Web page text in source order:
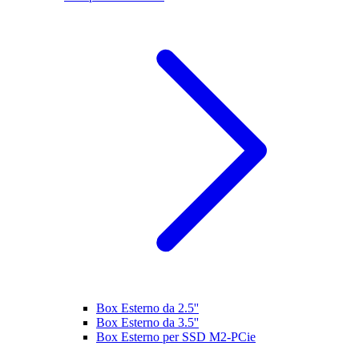
Box Esterno da 2.5''
Box Esterno da 3.5''
Box Esterno per SSD M2-PCie